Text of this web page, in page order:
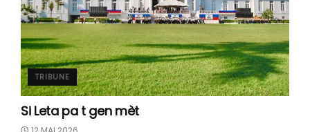
TRIBUNE
Si Leta pa t gen mèt